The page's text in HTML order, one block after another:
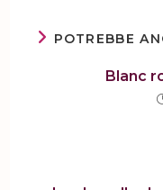
POTREBBE
Blanc